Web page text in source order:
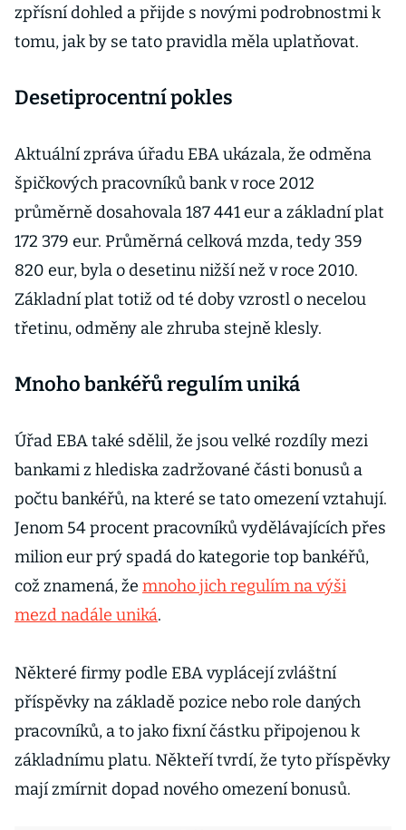
zpřísní dohled a přijde s novými podrobnostmi k
tomu, jak by se tato pravidla měla uplatňovat.
Desetiprocentní pokles
Aktuální zpráva úřadu EBA ukázala, že odměna
špičkových pracovníků bank v roce 2012
průměrně dosahovala 187 441 eur a základní plat
172 379 eur. Průměrná celková mzda, tedy 359
820 eur, byla o desetinu nižší než v roce 2010.
Základní plat totiž od té doby vzrostl o necelou
třetinu, odměny ale zhruba stejně klesly.
Mnoho bankéřů regulím uniká
Úřad EBA také sdělil, že jsou velké rozdíly mezi
bankami z hlediska zadržované části bonusů a
počtu bankéřů, na které se tato omezení vztahují.
Jenom 54 procent pracovníků vydělávajících přes
milion eur prý spadá do kategorie top bankéřů,
což znamená, že mnoho jich regulím na výši
mezd nadále uniká.
Některé firmy podle EBA vyplácejí zvláštní
příspěvky na základě pozice nebo role daných
pracovníků, a to jako fixní částku připojenou k
základnímu platu. Někteří tvrdí, že tyto příspěvky
mají zmírnit dopad nového omezení bonusů.